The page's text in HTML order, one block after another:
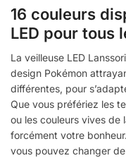
16 couleurs
LED pour tous
La veilleuse LED
design Pokémon
différentes, pour
Que vous préfériez les
ou les couleurs vives de
forcément votre
vous pouvez changer